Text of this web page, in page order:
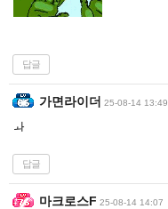
답글
가면라이더 25-08-14 13:49
ㅘ
답글
마크로스F 25-08-14 14:07